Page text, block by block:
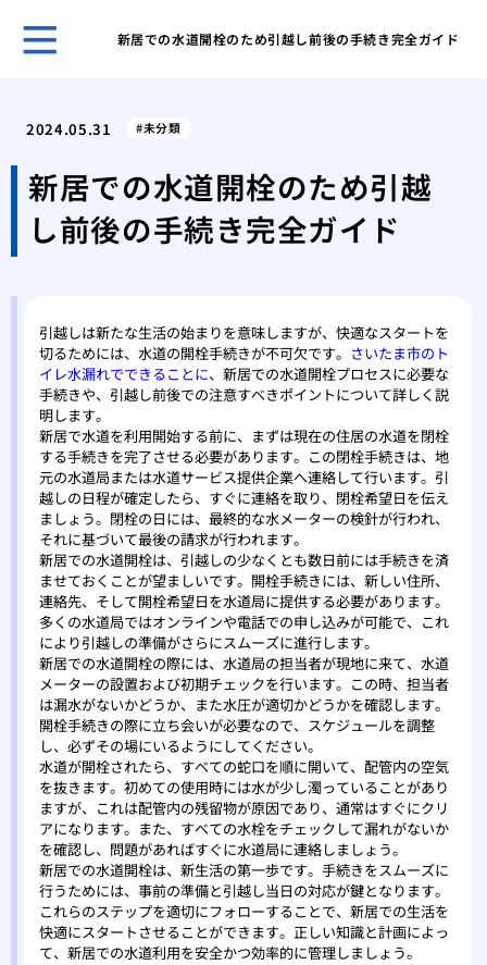
新居での水道開栓のため引越し前後の手続き完全ガイド
高
2024.05.31 未分類
新居での水道開栓のため引越
し前後の手続き完全ガイド
引越しは新たな生活の始まりを意味しますが、快適なスタートを
切るためには、水道の開栓手続きが不可欠です。 さいたま市のト
イレ水漏れでできることに、新居での水道開栓プロセスに必要な
手続きや、引越し前後での注意すべきポイントについて詳しく説
明します。
新居で水道を利用開始する前に、まずは現在の住居の水道を閉栓
する手続きを完了させる必要があります。この閉栓手続きは、地
元の水道局または水道サービス提供企業へ連絡して行います。引
越しの日程が確定したら、すぐに連絡を取り、閉栓希望日を伝え
ましょう。閉栓の日には、最終的な水メーターの検針が行われ、
それに基づいて最後の請求が行われます。
新居での水道開栓は、引越しの少なくとも数日前には手続きを済
ませておくことが望ましいです。開栓手続きには、新しい住所、
連絡先、そして開栓希望日を水道局に提供する必要があります。
多くの水道局ではオンラインや電話での申し込みが可能で、これ
により引越しの準備がさらにスムーズに進行します。
新居での水道開栓の際には、水道局の担当者が現地に来て、水道
メーターの設置および初期チェックを行います。この時、担当者
は漏水がないかどうか、また水圧が適切かどうかを確認します。
開栓手続きの際に立ち会いが必要なので、スケジュールを調整
し、必ずその場にいるようにしてください。
水道が開栓されたら、すべての蛇口を順に開いて、配管内の空気
を抜きます。初めての使用時には水が少し濁っていることがあり
ますが、これは配管内の残留物が原因であり、通常はすぐにクリ
アになります。また、すべての水栓をチェックして漏れがないか
を確認し、問題があればすぐに水道局に連絡しましょう。
新居での水道開栓は、新生活の第一歩です。手続きをスムーズに
行うためには、事前の準備と引越し当日の対応が鍵となります。
これらのステップを適切にフォローすることで、新居での生活を
快適にスタートさせることができます。正しい知識と計画によっ
て、新居での水道利用を安全かつ効率的に管理しましょう。